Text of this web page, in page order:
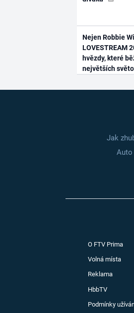
Nejen Robbie
LOVESTREAM
hvězdy, které
největších
Jak
O FTV Prima
Volná místa
Reklama
HbbTV
Podmínky